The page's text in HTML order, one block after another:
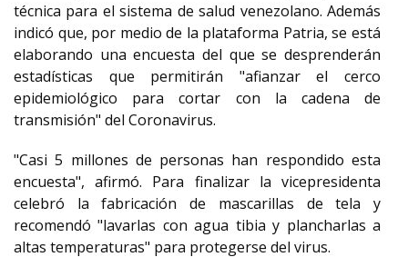
técnica para el sistema de salud venezolano. Además
indicó que, por medio de la plataforma Patria, se está
elaborando una encuesta del que se desprenderán
estadísticas que permitirán "afianzar el cerco
epidemiológico para cortar con la cadena de
transmisión" del Coronavirus.
"Casi 5 millones de personas han respondido esta
encuesta", afirmó. Para finalizar la vicepresidenta
celebró la fabricación de mascarillas de tela y
recomendó "lavarlas con agua tibia y plancharlas a
altas temperaturas" para protegerse del virus.